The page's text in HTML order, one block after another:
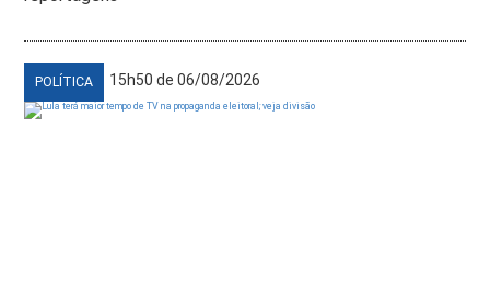
POLÍTICA 15h50 de 06/08/2026